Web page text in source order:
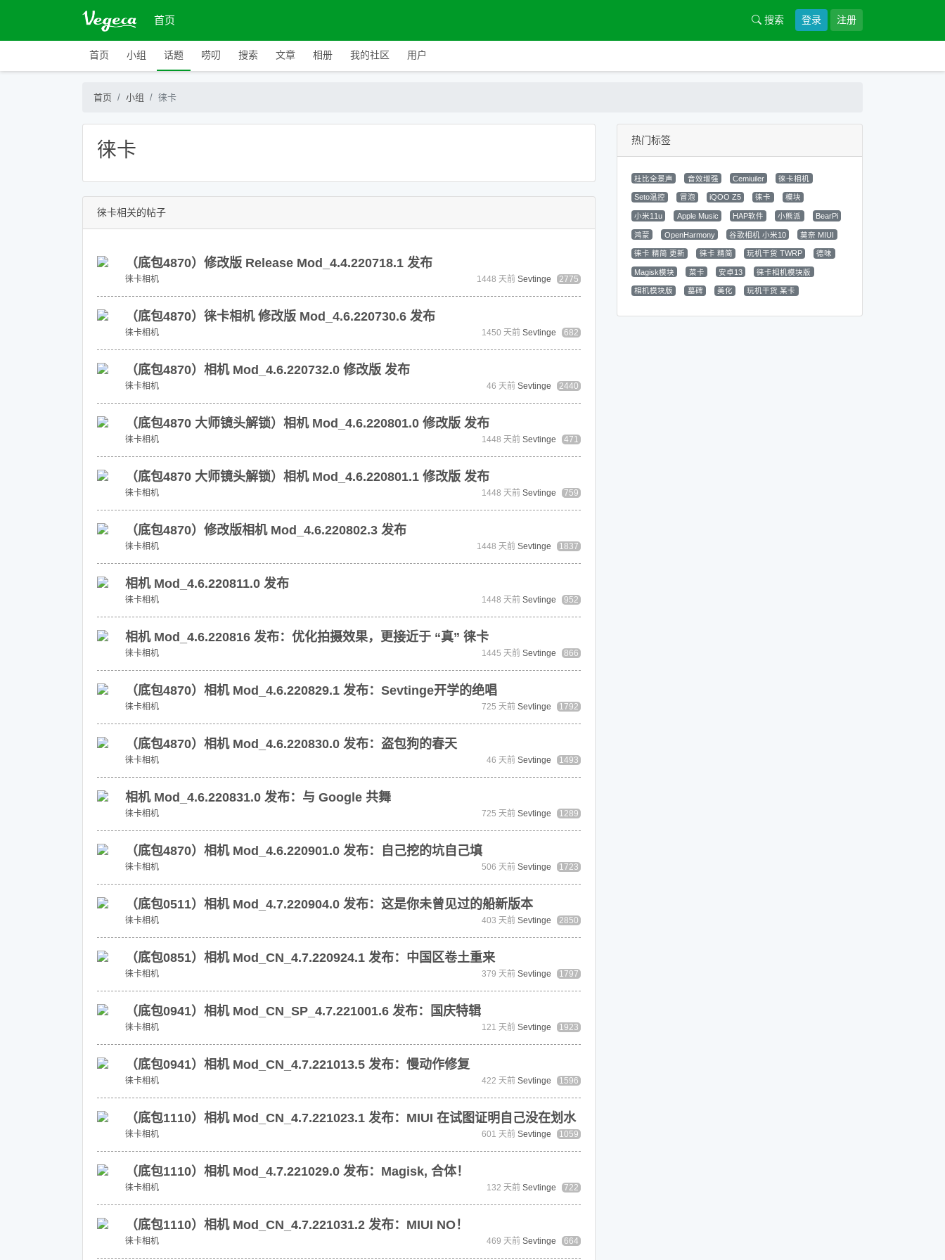
首页 搜索 登录 注册
首页 小组 话题 唠叨 搜索 文章 相册 我的社区 用户
首页 小组 徕卡
徕卡
徕卡相关的帖子
（底包4870）修改版 Release Mod_4.4.220718.1 发布
徕卡相机 1448 天前 Sevtinge 2775
（底包4870）徕卡相机 修改版 Mod_4.6.220730.6 发布
徕卡相机 1450 天前 Sevtinge 682
（底包4870）相机 Mod_4.6.220732.0 修改版 发布
徕卡相机 46 天前 Sevtinge 2440
（底包4870 大师镜头解锁）相机 Mod_4.6.220801.0 修改版 发布
徕卡相机 1448 天前 Sevtinge 471
（底包4870 大师镜头解锁）相机 Mod_4.6.220801.1 修改版 发布
徕卡相机 1448 天前 Sevtinge 759
（底包4870）修改版相机 Mod_4.6.220802.3 发布
徕卡相机 1448 天前 Sevtinge 1837
相机 Mod_4.6.220811.0 发布
徕卡相机 1448 天前 Sevtinge 952
相机 Mod_4.6.220816 发布：优化拍摄效果，更接近于 “真” 徕卡
徕卡相机 1445 天前 Sevtinge 866
（底包4870）相机 Mod_4.6.220829.1 发布：Sevtinge开学的绝唱
徕卡相机 725 天前 Sevtinge 1792
（底包4870）相机 Mod_4.6.220830.0 发布：盗包狗的春天
徕卡相机 46 天前 Sevtinge 1493
相机 Mod_4.6.220831.0 发布：与 Google 共舞
徕卡相机 725 天前 Sevtinge 1289
（底包4870）相机 Mod_4.6.220901.0 发布：自己挖的坑自己填
徕卡相机 506 天前 Sevtinge 1723
（底包0511）相机 Mod_4.7.220904.0 发布：这是你未曾见过的船新版本
徕卡相机 403 天前 Sevtinge 2850
（底包0851）相机 Mod_CN_4.7.220924.1 发布：中国区卷土重来
徕卡相机 379 天前 Sevtinge 1797
（底包0941）相机 Mod_CN_SP_4.7.221001.6 发布：国庆特辑
徕卡相机 121 天前 Sevtinge 1923
（底包0941）相机 Mod_CN_4.7.221013.5 发布：慢动作修复
徕卡相机 422 天前 Sevtinge 1596
（底包1110）相机 Mod_CN_4.7.221023.1 发布：MIUI 在试图证明自己没在划水
徕卡相机 601 天前 Sevtinge 1059
（底包1110）相机 Mod_4.7.221029.0 发布：Magisk, 合体！
徕卡相机 132 天前 Sevtinge 722
（底包1110）相机 Mod_CN_4.7.221031.2 发布：MIUI NO！
徕卡相机 469 天前 Sevtinge 664
热门标签
杜比全景声 音效增强 Cemiuiler 徕卡相机
Seto温控 冒泡 iQOO Z5 徕卡 模块
小米11u Apple Music HAP软件 小熊派 BearPi
鸿蒙 OpenHarmony 谷歌相机 小米10 莫奈 MIUI
徕卡 精简 更新 徕卡 精简 玩机干货 TWRP 德味
Magisk模块 菜卡 安卓13 徕卡相机模块版
相机模块版 墓碑 美化 玩机干货 某卡